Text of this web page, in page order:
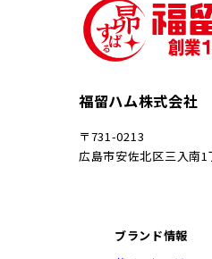
福留ハム株式会社
〒731-0213
広島市安佐北区三入南
ブランド情報